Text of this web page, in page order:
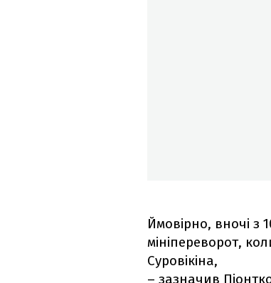
Ймовірно, вночі з
мініпереворот,
Суровікіна,
– зазначив